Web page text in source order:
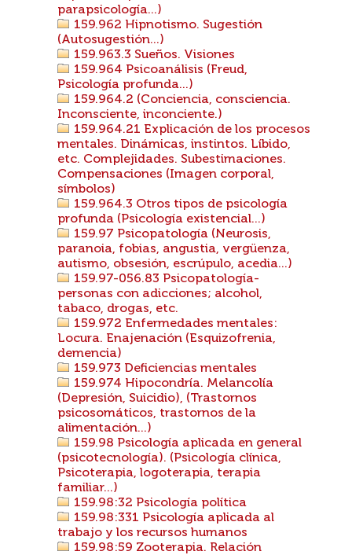
parapsicología...)
159.962 Hipnotismo. Sugestión
(Autosugestión...)
159.963.3 Sueños. Visiones
159.964 Psicoanálisis (Freud,
Psicología profunda...)
159.964.2 (Conciencia, consciencia.
Inconsciente, inconciente.)
159.964.21 Explicación de los procesos
mentales. Dinámicas, instintos. Líbido,
etc. Complejidades. Subestimaciones.
Compensaciones (Imagen corporal,
símbolos)
159.964.3 Otros tipos de psicología
profunda (Psicología existencial...)
159.97 Psicopatología (Neurosis,
paranoia, fobias, angustia, vergüenza,
autismo, obsesión, escrúpulo, acedia...)
159.97-056.83 Psicopatología-
personas con adicciones; alcohol,
tabaco, drogas, etc.
159.972 Enfermedades mentales:
Locura. Enajenación (Esquizofrenia,
demencia)
159.973 Deficiencias mentales
159.974 Hipocondría. Melancolía
(Depresión, Suicidio), (Trastornos
psicosomáticos, trastornos de la
alimentación...)
159.98 Psicología aplicada en general
(psicotecnología). (Psicología clínica,
Psicoterapia, logoterapia, terapia
familiar...)
159.98:32 Psicología política
159.98:331 Psicología aplicada al
trabajo y los recursos humanos
159.98:59 Zooterapia. Relación